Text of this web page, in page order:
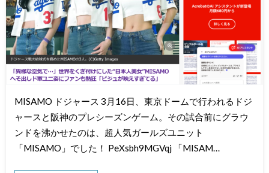
MISAMO ドジャース 3月16日、東京ドームで行われるドジ
ャースと阪神のプレシーズンゲーム。その試合前にグラウ
ンドを沸かせたのは、超人気ガールズユニット
「MISAMO」でした！ PeXsbh9MGVqj 「MISAM…